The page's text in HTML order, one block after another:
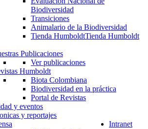
Biodiversidad
Transiciones
Animalario de la Biodiversidad
Tienda HumboldtTienda Humboldt
Publicaciones
Ver publicaciones
Humboldt
Biota Colombiana
Biodiversidad en la práctica
Portal de Revistas
y eventos
y reportajes
Intranet